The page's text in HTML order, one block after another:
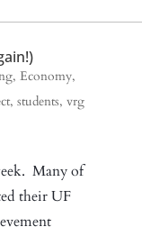
, Economy,
, students, vrg
Many of
their UF